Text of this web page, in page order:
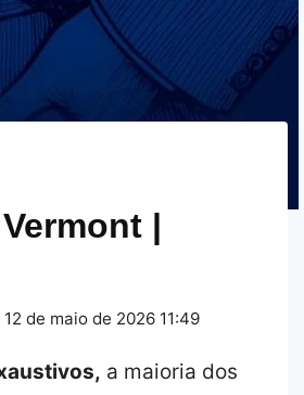
|
12 de maio de 2026 11:49
a maioria dos